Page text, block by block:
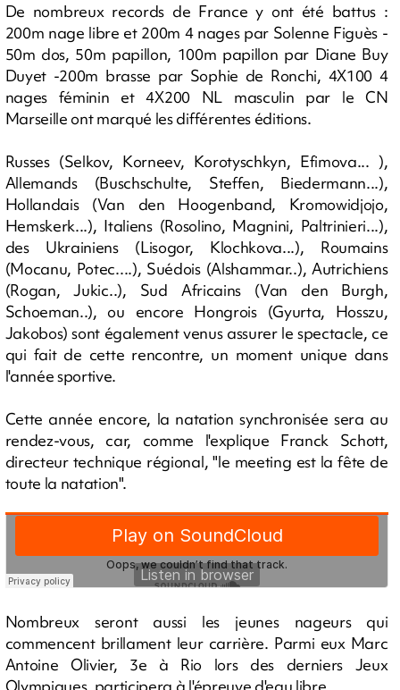
De nombreux records de France y ont été battus :
200m nage libre et 200m 4 nages par Solenne Figuès -
50m dos, 50m papillon, 100m papillon par Diane Buy
Duyet -200m brasse par Sophie de Ronchi, 4X100 4
nages féminin et 4X200 NL masculin par le CN
Marseille ont marqué les différentes éditions.
Russes (Selkov, Korneev, Korotyschkyn, Efimova... ),
Allemands (Buschschulte, Steffen, Biedermann...),
Hollandais (Van den Hoogenband, Kromowidjojo,
Hemskerk...), Italiens (Rosolino, Magnini, Paltrinieri...),
des Ukrainiens (Lisogor, Klochkova...), Roumains
(Mocanu, Potec....), Suédois (Alshammar..), Autrichiens
(Rogan, Jukic..), Sud Africains (Van den Burgh,
Schoeman..), ou encore Hongrois (Gyurta, Hosszu,
Jakobos) sont également venus assurer le spectacle, ce
qui fait de cette rencontre, un moment unique dans
l'année sportive.
Cette année encore, la natation synchronisée sera au
rendez-vous, car, comme l'explique Franck Schott,
directeur technique régional, "le meeting est la fête de
toute la natation".
Nombreux seront aussi les jeunes nageurs qui
commencent brillament leur carrière. Parmi eux Marc
Antoine Olivier, 3e à Rio lors des derniers Jeux